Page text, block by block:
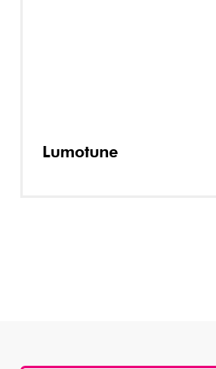
Lumotune